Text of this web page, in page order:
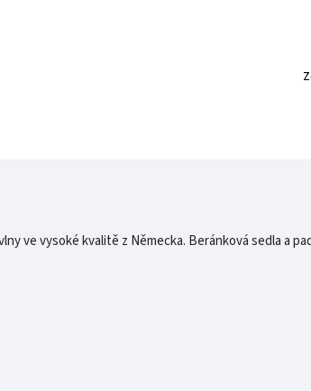
ve vysoké kvalitě z Německa. Beránková sedla a